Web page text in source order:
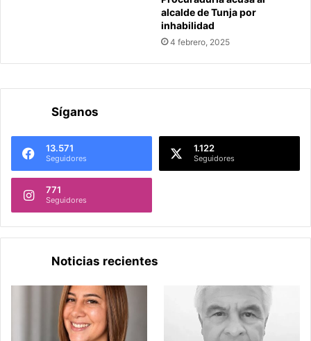
alcalde de Tunja por
inhabilidad
4 febrero, 2025
Síganos
13.571
Seguidores
1.122
Seguidores
771
Seguidores
Noticias recientes